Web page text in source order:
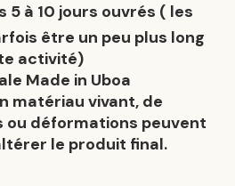
5 à 10 jours ouvrés ( les
être un peu plus long
activité)
Made in Uboa
matériau vivant, de
ou déformations peuvent
le produit final.